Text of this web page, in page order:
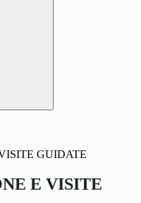
GUIDATE
E VISITE